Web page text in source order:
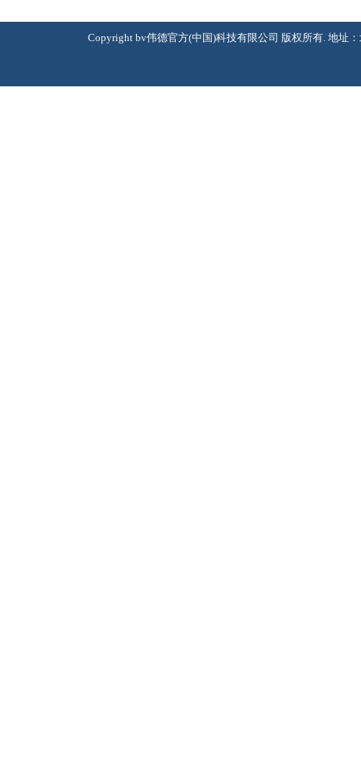
Copyright bv伟德官方(中国)科技有限公司 版权所有. 地址